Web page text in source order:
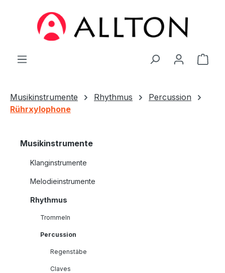
Zum Hauptinhalt springen
Musikinstrumente Rhythmus
Percussion
Rührxylophone
Musikinstrumente
Klanginstrumente
Melodieinstrumente
Rhythmus
Trommeln
Percussion
Regenstäbe
Claves